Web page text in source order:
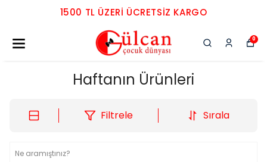
1500 TL ÜZERI ÜCRETSIZ KARGO
0
Haftanın Ürünleri
Filtrele Sırala